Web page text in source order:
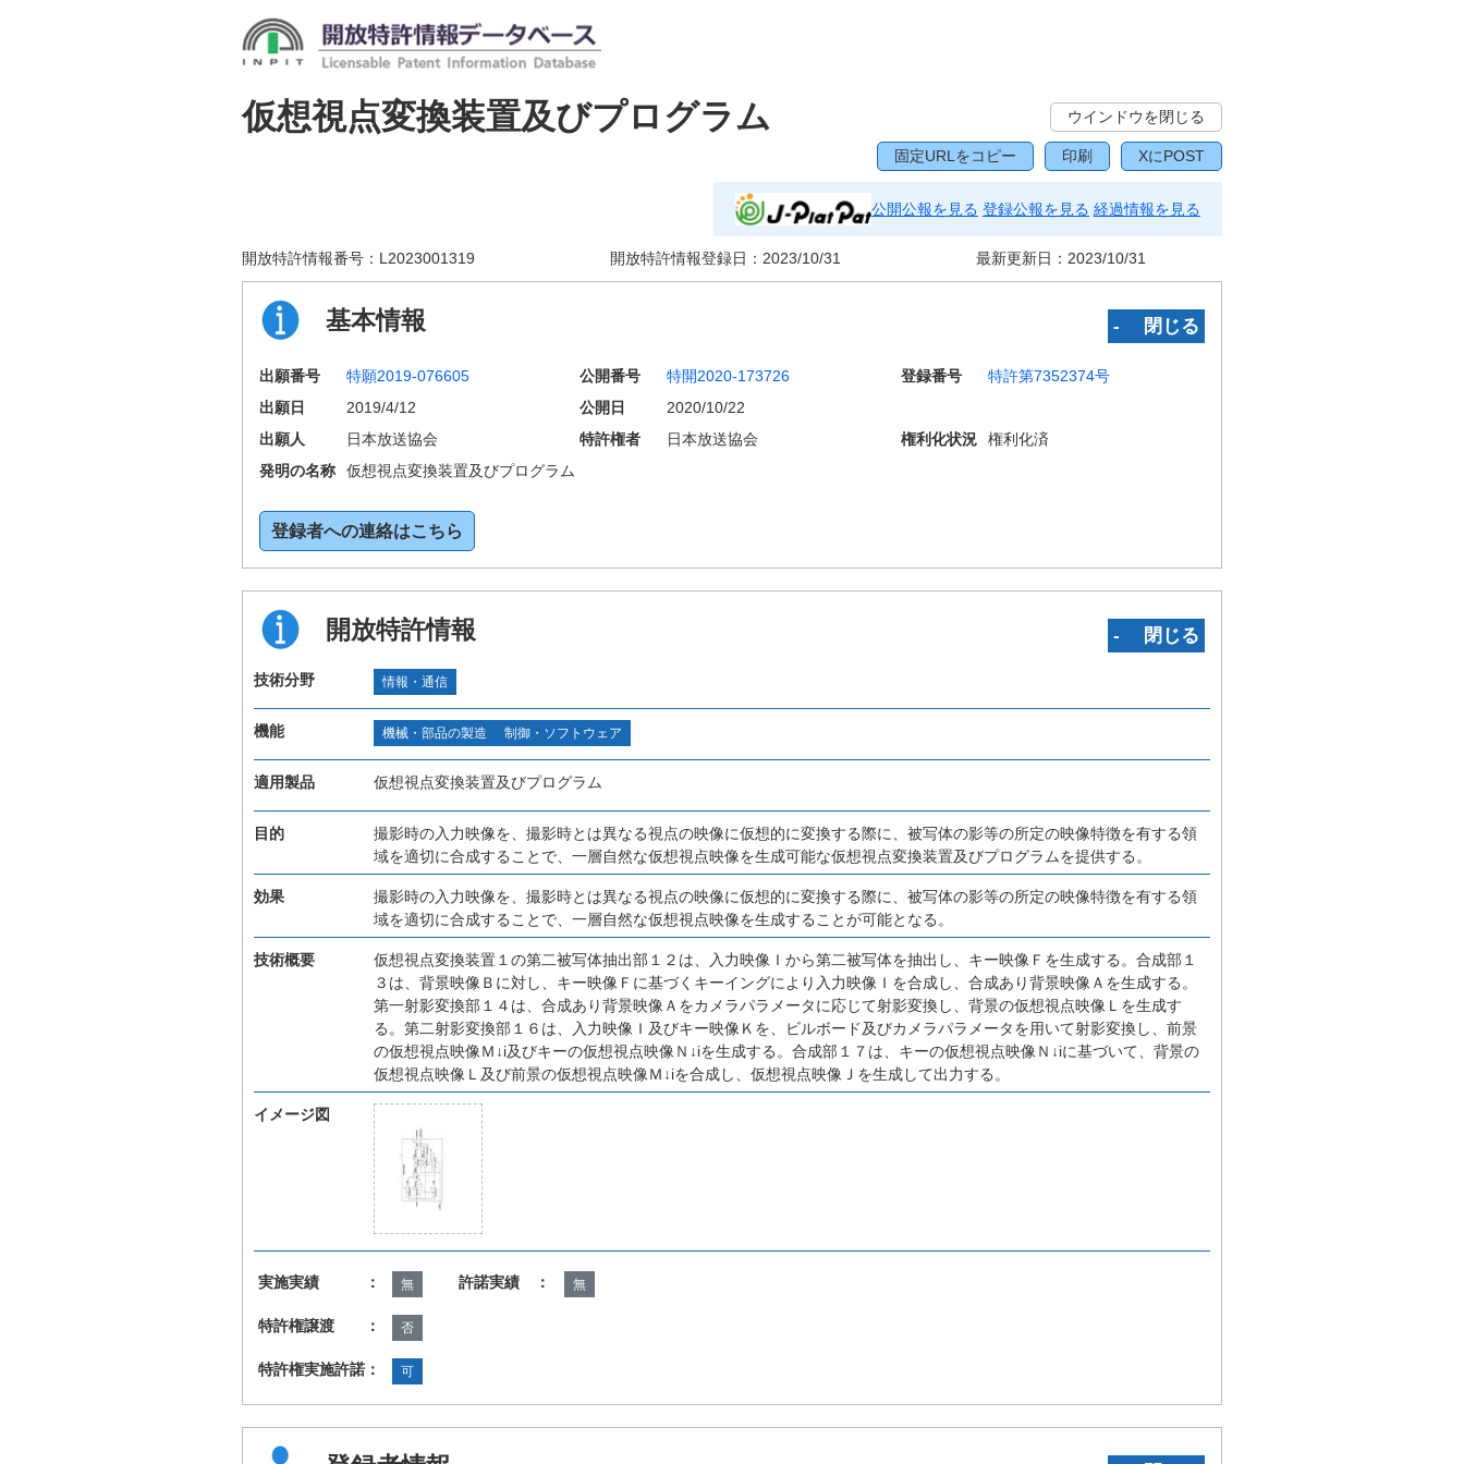
仮想視点変換装置及びプログラム ウインドウを閉じる
固定URLをコピー 印刷 XにPOST
公開公報を見る 登録公報を見る 経過情報を見る
開放特許情報番号： L2023001319 開放特許情報登録日： 2023/10/31 最新更新日： 2023/10/31
基本情報 ‐ 閉じる
出願番号 特願2019-076605 公開番号 特開2020-173726 登録番号
特許第7352374号
出願日
2019/4/12 公開日
2020/10/22
出願人
日本放送協会 特許権者 日本放送協会 権利化状況
権利化済
発明の名称
仮想視点変換装置及びプログラム
登録者への連絡はこちら
開放特許情報 ‐ 閉じる
技術分野 情報・通信
機能 機械・部品の製造 制御・ソフトウェア
適用製品 仮想視点変換装置及びプログラム
目的
撮影時の入力映像を、撮影時とは異なる視点の映像に仮想的に変換する際に、被写体の影等の所定の映像特徴を有する領
域を適切に合成することで、一層自然な仮想視点映像を生成可能な仮想視点変換装置及びプログラムを提供する。
効果
撮影時の入力映像を、撮影時とは異なる視点の映像に仮想的に変換する際に、被写体の影等の所定の映像特徴を有する領
域を適切に合成することで、一層自然な仮想視点映像を生成することが可能となる。
技術概要
仮想視点変換装置１の第二被写体抽出部１２は、入力映像Ｉから第二被写体を抽出し、キー映像Ｆを生成する。合成部１
３は、背景映像Ｂに対し、キー映像Ｆに基づくキーイングにより入力映像Ｉを合成し、合成あり背景映像Ａを生成する。
第一射影変換部１４は、合成あり背景映像Ａをカメラパラメータに応じて射影変換し、背景の仮想視点映像Ｌを生成す
る。第二射影変換部１６は、入力映像Ｉ及びキー映像Ｋを、ビルボード及びカメラパラメータを用いて射影変換し、前景
の仮想視点映像Ｍ↓i及びキーの仮想視点映像Ｎ↓iを生成する。合成部１７は、キーの仮想視点映像Ｎ↓iに基づいて、背景の
仮想視点映像Ｌ及び前景の仮想視点映像Ｍ↓iを合成し、仮想視点映像Ｊを生成して出力する。
イメージ図
実施実績 ： 無 許諾実績 ： 無
特許権譲渡 ： 否
特許権実施許諾： 可